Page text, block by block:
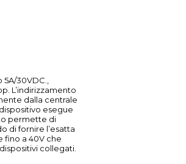
30VDC.,
L’indirizzamento
dalla centrale
esegue
permette di
di fornire l’esatta
fino a 40V che
collegati.